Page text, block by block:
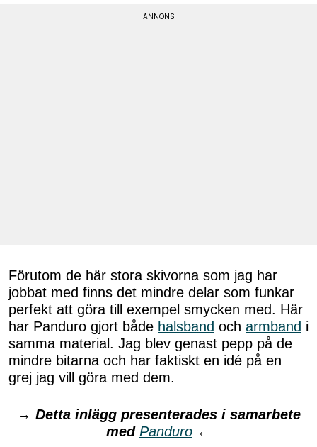
Förutom de här stora skivorna som jag har
jobbat med finns det mindre delar som funkar
perfekt att göra till exempel smycken med. Här
har Panduro gjort både halsband och armband i
samma material. Jag blev genast pepp på de
mindre bitarna och har faktiskt en idé på en
grej jag vill göra med dem.
→ Detta inlägg presenterades i samarbete
med Panduro ←